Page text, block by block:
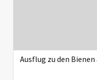
Ausflug zu den